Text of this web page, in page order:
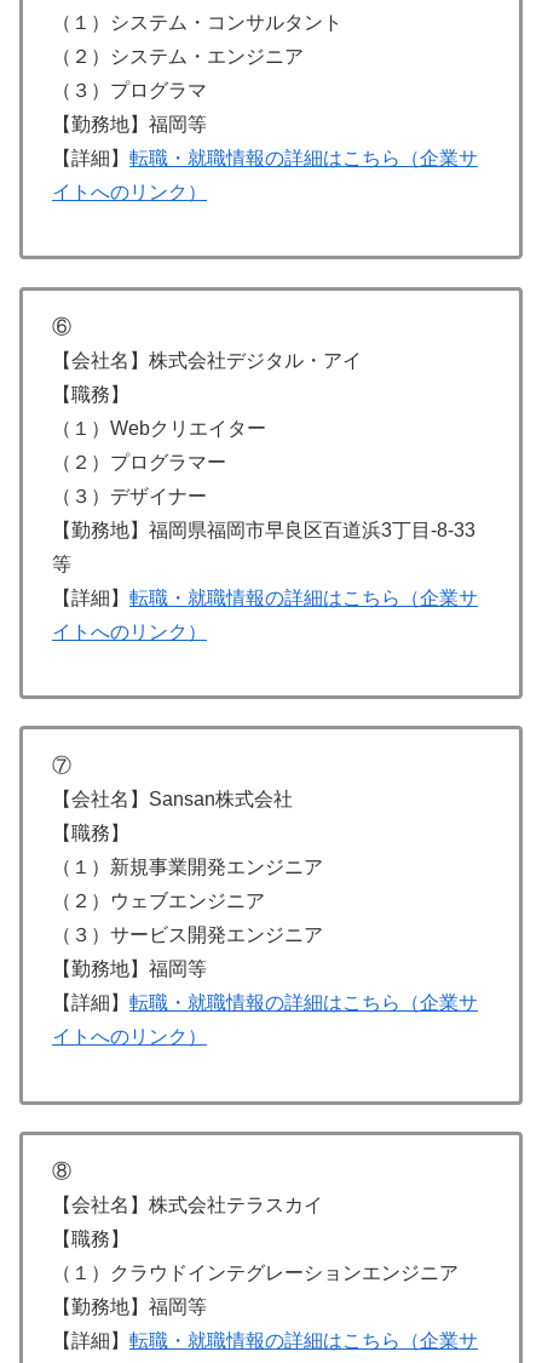
（１）システム・コンサルタント
（２）システム・エンジニア
（３）プログラマ
【勤務地】福岡等
【詳細】 転職・就職情報の詳細はこちら（企業サ
イトへのリンク）
⑥
【会社名】株式会社デジタル・アイ
【職務】
（１）Webクリエイター
（２）プログラマー
（３）デザイナー
【勤務地】福岡県福岡市早良区百道浜3丁目-8-33
等
【詳細】 転職・就職情報の詳細はこちら（企業サ
イトへのリンク）
⑦
【会社名】Sansan株式会社
【職務】
（１）新規事業開発エンジニア
（２）ウェブエンジニア
（３）サービス開発エンジニア
【勤務地】福岡等
【詳細】 転職・就職情報の詳細はこちら（企業サ
イトへのリンク）
⑧
【会社名】株式会社テラスカイ
【職務】
（１）クラウドインテグレーションエンジニア
【勤務地】福岡等
【詳細】 転職・就職情報の詳細はこちら（企業サ